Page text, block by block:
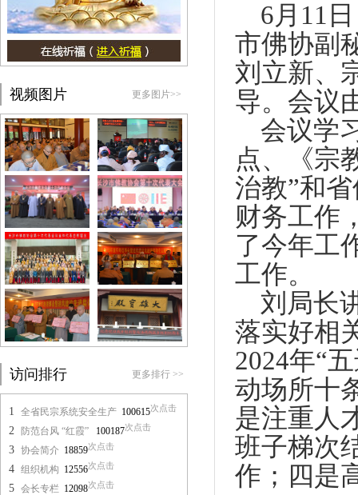
视频图片 更多图片>>
访问排行 更多排行 >>
1 全省民宗系统安全生产 100615次点击
2 防范台风 “红霞” 100187次点击
3 协会简介 18859次点击
4 组织机构 12556次点击
5 会长专栏 12098次点击
6月11日
市佛协副
刘立新、
导。会议
会议学
点、《宗
治教”和
财务工作
了今年工
工作。
刘局长
落实好相
2024年“
动场所十
是注重人
班子梯次
作；四是